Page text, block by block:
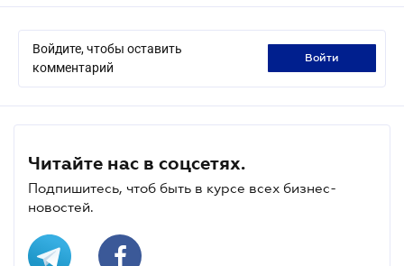
Войдите, чтобы оставить
комментарий
войти
Читайте нас в соцсетях.
Подпишитесь, чтоб быть в курсе всех бизнес-
новостей.